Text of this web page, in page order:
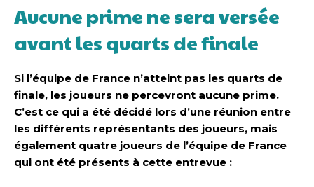
Aucune prime ne sera versée
avant les quarts de finale
Si l’équipe de France n’atteint pas les quarts de
finale, les joueurs ne percevront aucune prime.
C’est ce qui a été décidé lors d’une réunion entre
les différents représentants des joueurs, mais
également quatre joueurs de l’équipe de France
qui ont été présents à cette entrevue :